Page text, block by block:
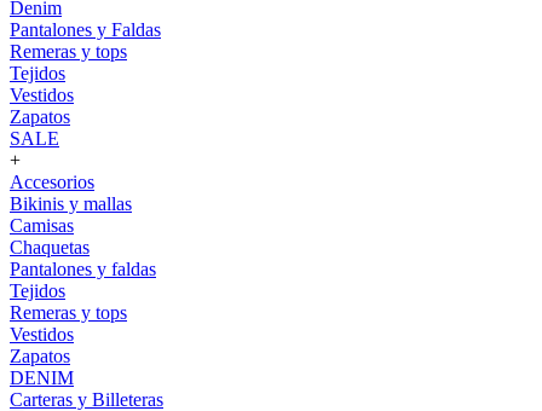
Denim
Pantalones y Faldas
Remeras y tops
Tejidos
Vestidos
Zapatos
SALE
+
Accesorios
Bikinis y mallas
Camisas
Chaquetas
Pantalones y faldas
Tejidos
Remeras y tops
Vestidos
Zapatos
DENIM
Carteras y Billeteras